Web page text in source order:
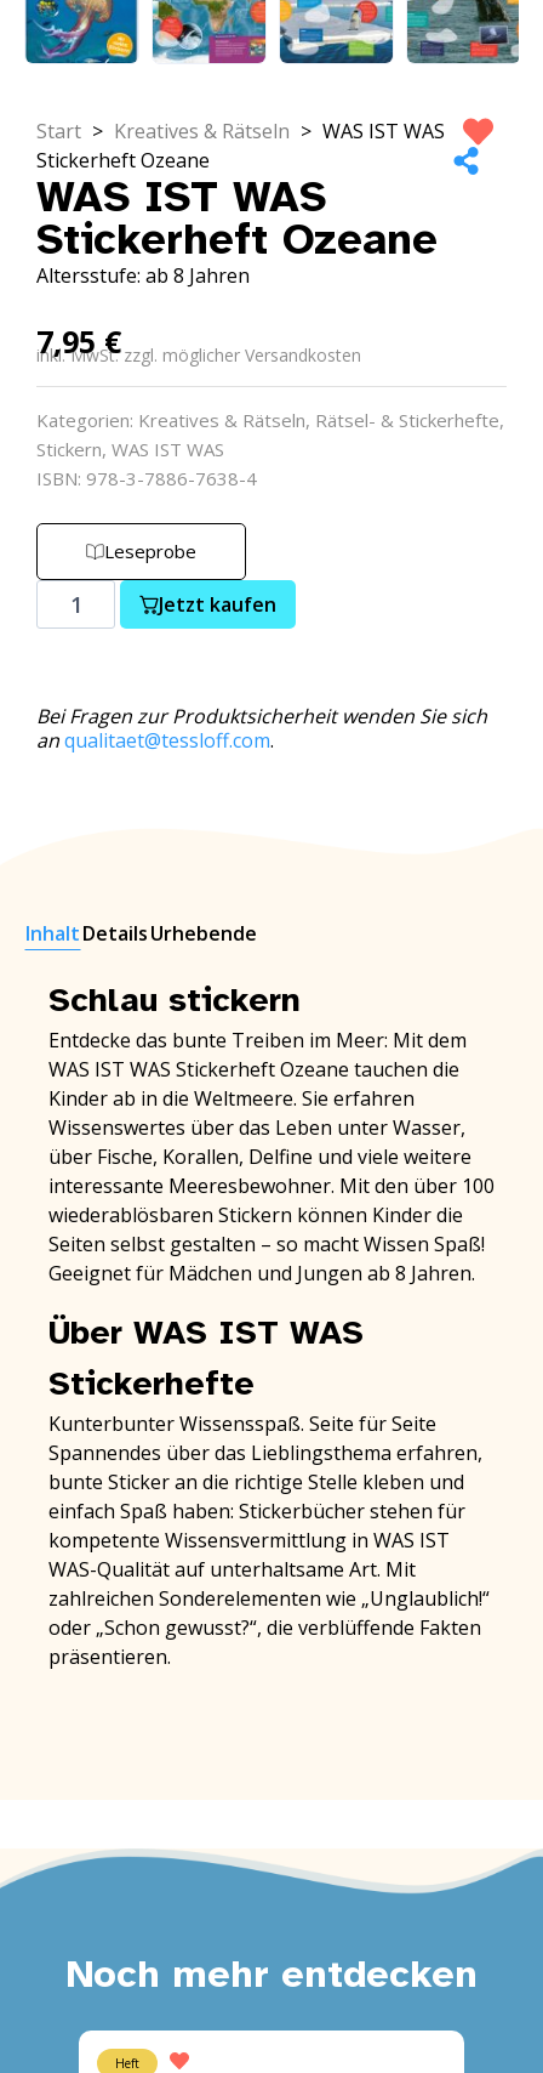
Start > Kreatives & Rätseln > WAS IST WAS
Stickerheft Ozeane
WAS IST WAS
Stickerheft Ozeane
Altersstufe: ab 8 Jahren
7,95€
inkl. MwSt. zzgl. möglicher Versandkosten
Kategorien: Kreatives & Rätseln, Rätsel- & Stickerhefte,
Stickern, WAS IST WAS
ISBN: 978-3-7886-7638-4
Leseprobe
Jetzt kaufen
Bei Fragen zur Produktsicherheit wenden Sie sich
anqualitaet@tessloff.com.
InhaltDetailsUrhebende
Schlau stickern
Entdecke das bunte Treiben im Meer: Mit dem
WAS IST WAS Stickerheft Ozeane tauchen die
Kinder ab in die Weltmeere. Sie erfahren
Wissenswertes über das Leben unter Wasser,
über Fische, Korallen, Delfine und viele weitere
interessante Meeresbewohner. Mit den über 100
wiederablösbaren Stickern können Kinder die
Seiten selbst gestalten – so macht Wissen Spaß!
Geeignet für Mädchen und Jungen ab 8 Jahren.
Über WAS IST WAS
Stickerhefte
Kunterbunter Wissensspaß. Seite für Seite
Spannendes über das Lieblingsthema erfahren,
bunte Sticker an die richtige Stelle kleben und
einfach Spaß haben: Stickerbücher stehen für
kompetente Wissensvermittlung in WAS IST
WAS-Qualität auf unterhaltsame Art. Mit
zahlreichen Sonderelementen wie „Unglaublich!“
oder „Schon gewusst?“, die verblüffende Fakten
präsentieren.
Noch mehr entdecken
Heft